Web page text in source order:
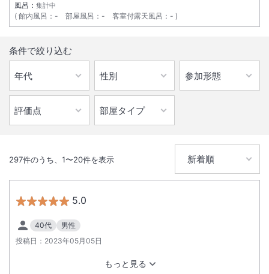
風呂： 集計中
館内風呂 ： - 部屋風呂 ： - 客室付露天風呂 ： -
条件で絞り込む
297件のうち、 1〜20件を表示
5.0
40代
男性
投稿日： 2023年05月05日
もっと見る